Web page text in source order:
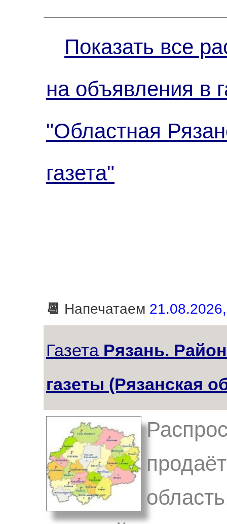
Показать все
на объявления в
"Областная
газета"
📆 Напечатаем
Газета Рязань.
газеты (Рязанская